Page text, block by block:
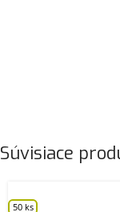
Súvisiace
50 ks